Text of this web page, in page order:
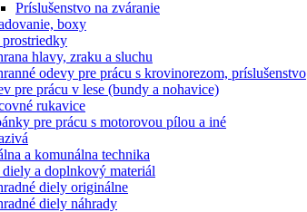
Príslušenstvo na zváranie
boxy
hlavy, zraku a sluchu
odevy pre prácu s krovinorezom, príslušenstvo
pre prácu v lese (bundy a nohavice)
rukavice
pre prácu s motorovou pílou a iné
a komunálna technika
diely a doplnkový materiál
diely originálne
diely náhrady